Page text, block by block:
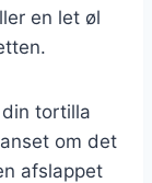
en let øl
tortilla
om det
afslappet